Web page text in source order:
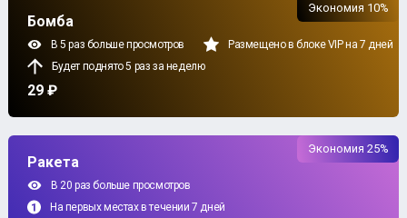
Бомба
В 5 раз больше просмотров
Размещено в блоке VIP на 7 дней
Будет поднято 5 раз за неделю
29 ₽
Экономия 10%
Ракета
В 20 раз больше просмотров
На первых местах в течении 7 дней
Экономия 25%